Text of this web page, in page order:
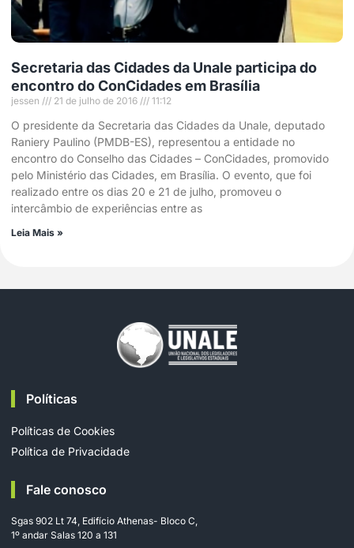
Secretaria das Cidades da Unale participa do
encontro do ConCidades em Brasília
jessen 21 de julho de 2016 11:12
O presidente da Secretaria das Cidades da Unale, deputado
Raniery Paulino (PMDB-ES), representou a entidade no
encontro do Conselho das Cidades – ConCidades, promovido
pelo Ministério das Cidades, em Brasília. O evento, que foi
realizado entre os dias 20 e 21 de julho, promoveu o
intercâmbio de experiências entre as
Leia Mais »
Políticas
Políticas de Cookies
Política de Privacidade
Fale conosco
Sgas 902 Lt 74, Edifício Athenas- Bloco C,
1º andar Salas 120 a 131